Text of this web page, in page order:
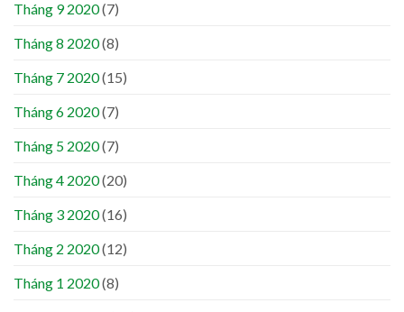
Tháng 9 2020(7)
Tháng 8 2020(8)
Tháng 7 2020(15)
Tháng 6 2020(7)
Tháng 5 2020(7)
Tháng 4 2020(20)
Tháng 3 2020(16)
Tháng 2 2020(12)
Tháng 1 2020(8)